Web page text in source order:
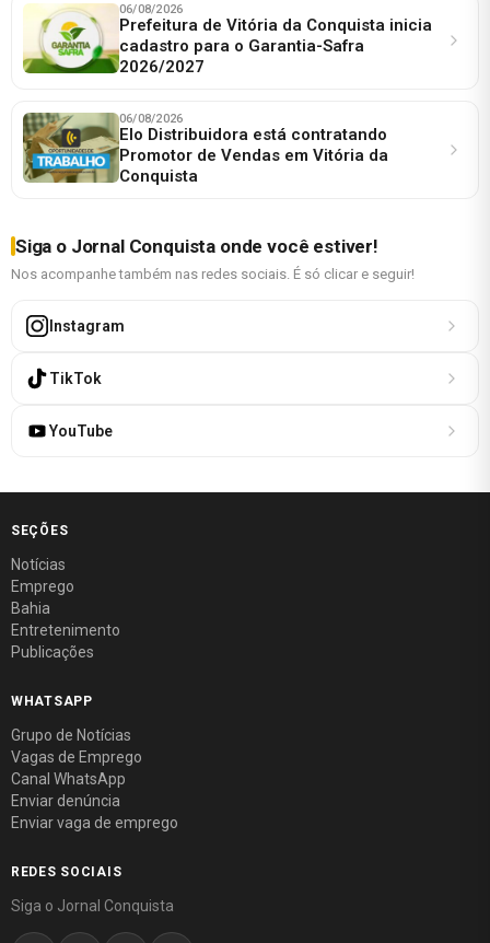
06/08/2026
Prefeitura de Vitória da Conquista inicia
cadastro para o Garantia-Safra
2026/2027
06/08/2026
Elo Distribuidora está contratando
Promotor de Vendas em Vitória da
Conquista
Siga o Jornal Conquista onde você estiver!
Nos acompanhe também nas redes sociais. É só clicar e seguir!
Instagram
TikTok
YouTube
SEÇÕES
Notícias
Emprego
Bahia
Entretenimento
Publicações
WHATSAPP
Grupo de Notícias
Vagas de Emprego
Canal WhatsApp
Enviar denúncia
Enviar vaga de emprego
REDES SOCIAIS
Siga o Jornal Conquista